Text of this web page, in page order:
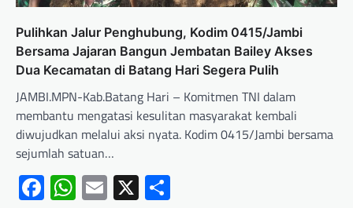
Pulihkan Jalur Penghubung, Kodim 0415/Jambi
Bersama Jajaran Bangun Jembatan Bailey Akses
Dua Kecamatan di Batang Hari Segera Pulih
JAMBI.MPN-Kab.Batang Hari – Komitmen TNI dalam
membantu mengatasi kesulitan masyarakat kembali
diwujudkan melalui aksi nyata. Kodim 0415/Jambi bersama
sejumlah satuan…
Facebook
WhatsApp
Email
X